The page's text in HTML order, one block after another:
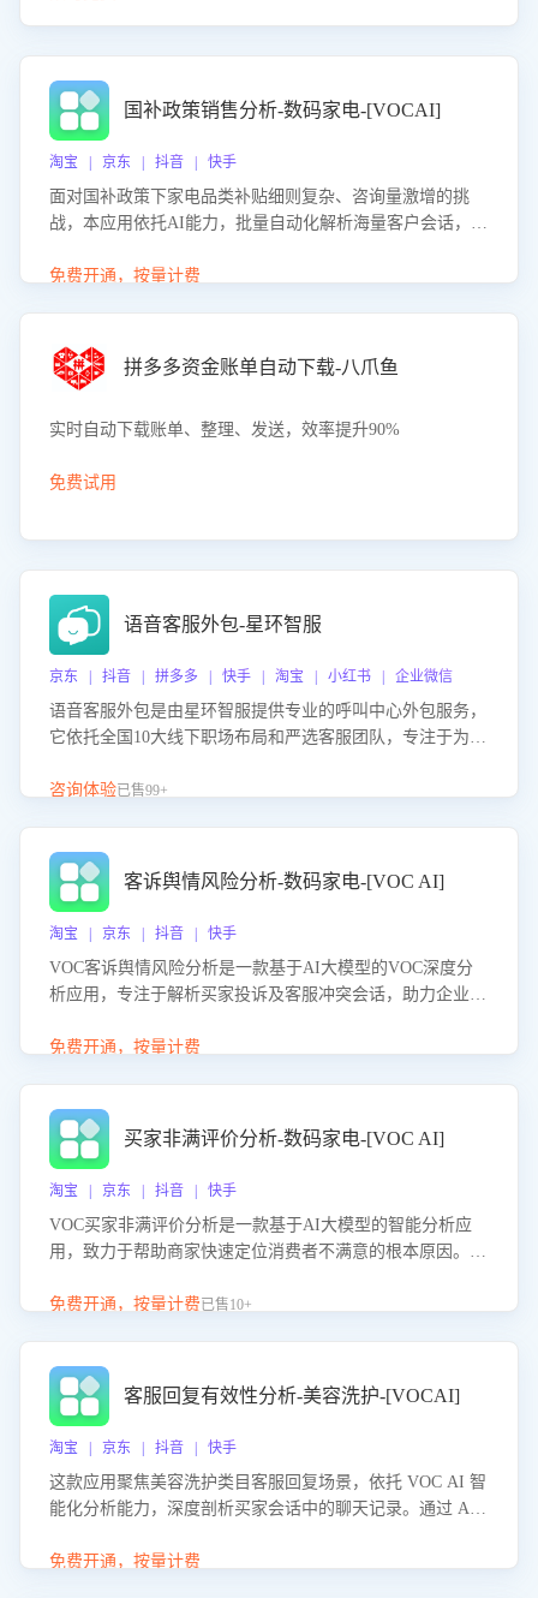
国补政策销售分析-数码家电-[VOCAI]
淘宝 | 京东 | 抖音 | 快手
面对国补政策下家电品类补贴细则复杂、咨询量激增的挑
战，本应用依托AI能力，批量自动化解析海量客户会话，精
购买意向，深度洞察决策动因。同时全面评估客服团队政策
度、客服转化能力及销售业绩。
免费开通，按量计费
拼多多资金账单自动下载-八爪鱼
实时自动下载账单、整理、发送，效率提升90%
免费试用
语音客服外包-星环智服
京东 | 抖音 | 拼多多 | 快手 | 淘宝 | 小红书 | 企业微信
语音客服外包是由星环智服提供专业的呼叫中心外包服务，
它依托全国10大线下职场布局和严选客服团队，专注于为企
客服团队和智能工具提升语音客服服务效率和质量，帮助企
咨询体验已售99+
客诉舆情风险分析-数码家电-[VOC AI]
淘宝 | 京东 | 抖音 | 快手
VOC客诉舆情风险分析是一款基于AI大模型的VOC深度分
析应用，专注于解析买家投诉及客服冲突会话，助力企业精
别客户情绪、归因争议根源，并客观评估客服应对合理性与
能力，阻断差评扩散，维护品牌声誉，实现客户满意度的持
续提升。
免费开通，按量计费
买家非满评价分析-数码家电-[VOC AI]
淘宝 | 京东 | 抖音 | 快手
VOC买家非满评价分析是一款基于AI大模型的智能分析应
用，致力于帮助商家快速定位消费者不满意的根本原因。该
客服原因或其它部门原因，明确责任归属，提供可落地的改
改，有效提升客户满意度和店铺整体服务质量。
免费开通，按量计费已售10+
客服回复有效性分析-美容洗护-[VOCAI]
淘宝 | 京东 | 抖音 | 快手
这款应用聚焦美容洗护类目客服回复场景，依托 VOC AI 智
能化分析能力，深度剖析买家会话中的聊天记录。通过 AI
答的有效性与完整性，输出针对性改进策略，助力商家快速
免费开通，按量计费